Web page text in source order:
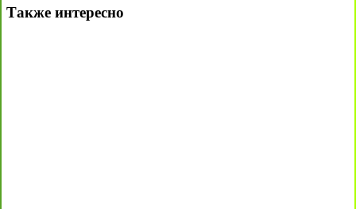
Также интересно